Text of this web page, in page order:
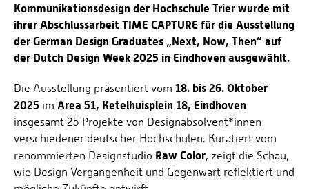
Kommunikationsdesign der Hochschule Trier wurde mit
ihrer Abschlussarbeit TIME CAPTURE für die Ausstellung
der German Design Graduates „Next, Now, Then” auf
der Dutch Design Week 2025 in Eindhoven ausgewählt.
Die Ausstellung präsentiert vom 18. bis 26. Oktober
2025 im Area 51, Ketelhuisplein 18, Eindhoven
insgesamt 25 Projekte von Designabsolvent*innen
verschiedener deutscher Hochschulen. Kuratiert vom
renommierten Designstudio Raw Color, zeigt die Schau,
wie Design Vergangenheit und Gegenwart reflektiert und